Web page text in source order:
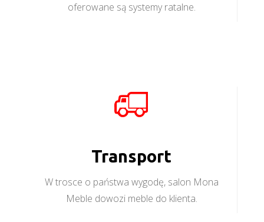
oferowane są systemy ratalne.
Transport
W trosce o państwa wygodę, salon Mona
Meble dowozi meble do klienta.